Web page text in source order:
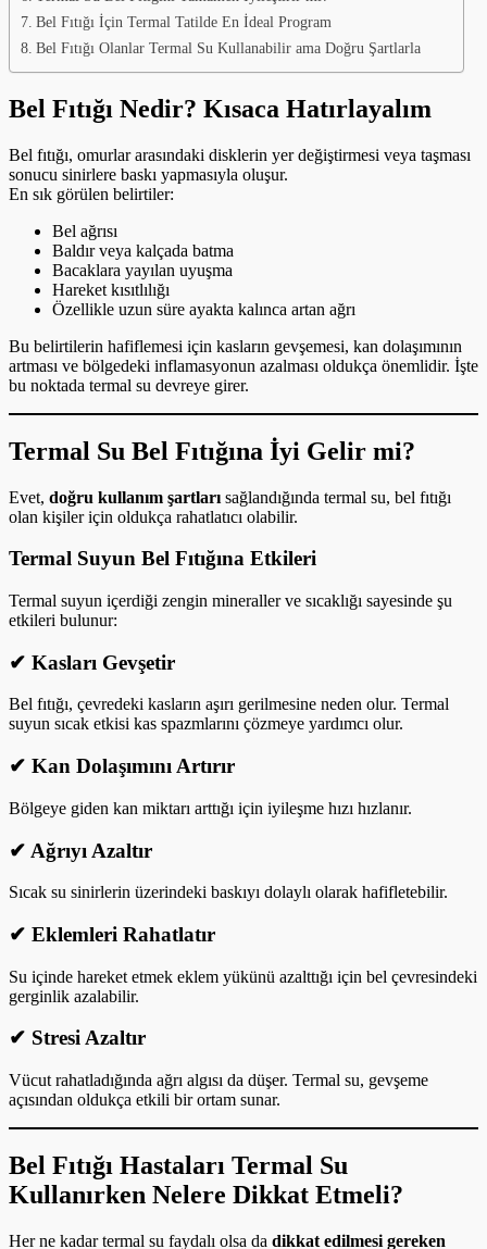
Bel Fıtığı İçin Termal Tatilde En İdeal Program
Bel Fıtığı Olanlar Termal Su Kullanabilir ama Doğru Şartlarla
Bel Fıtığı Nedir? Kısaca Hatırlayalım
Bel fıtığı, omurlar arasındaki disklerin yer değiştirmesi veya taşması
sonucu sinirlere baskı yapmasıyla oluşur.
En sık görülen belirtiler:
Bel ağrısı
Baldır veya kalçada batma
Bacaklara yayılan uyuşma
Hareket kısıtlılığı
Özellikle uzun süre ayakta kalınca artan ağrı
Bu belirtilerin hafiflemesi için kasların gevşemesi, kan dolaşımının
artması ve bölgedeki inflamasyonun azalması oldukça önemlidir. İşte
bu noktada termal su devreye girer.
Termal Su Bel Fıtığına İyi Gelir mi?
Evet, doğru kullanım şartları sağlandığında termal su, bel fıtığı
olan kişiler için oldukça rahatlatıcı olabilir.
Termal Suyun Bel Fıtığına Etkileri
Termal suyun içerdiği zengin mineraller ve sıcaklığı sayesinde şu
etkileri bulunur:
✔ Kasları Gevşetir
Bel fıtığı, çevredeki kasların aşırı gerilmesine neden olur. Termal
suyun sıcak etkisi kas spazmlarını çözmeye yardımcı olur.
✔ Kan Dolaşımını Artırır
Bölgeye giden kan miktarı arttığı için iyileşme hızı hızlanır.
✔ Ağrıyı Azaltır
Sıcak su sinirlerin üzerindeki baskıyı dolaylı olarak hafifletebilir.
✔ Eklemleri Rahatlatır
Su içinde hareket etmek eklem yükünü azalttığı için bel çevresindeki
gerginlik azalabilir.
✔ Stresi Azaltır
Vücut rahatladığında ağrı algısı da düşer. Termal su, gevşeme
açısından oldukça etkili bir ortam sunar.
Bel Fıtığı Hastaları Termal Su
Kullanırken Nelere Dikkat Etmeli?
Her ne kadar termal su faydalı olsa da dikkat edilmesi gereken